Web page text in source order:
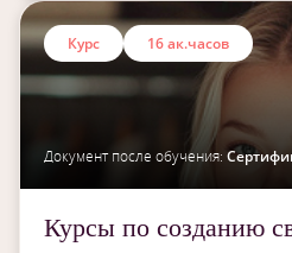
Курс 16 ак.часов
Документ после обучения:
Курсы по созданию